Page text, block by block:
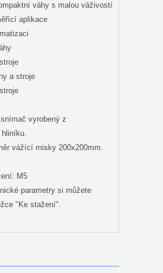
váhy s malou váživostí
aplikace
a stroje
vyrobený z
hliníku.
vážící misky 200x200mm.
M5
parametry si můžete
"Ke stažení".